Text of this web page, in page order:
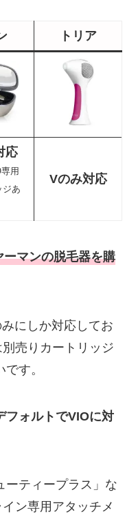
トリア
応
用
ジあ
Vのみ対応
マンの脱毛器を購
にしか対応してお
売りカートリッジ
す。
フォルトでVIOに対
ーティープラス」な
ン専用アタッチメ